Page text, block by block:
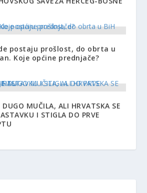
postaju prošlost, do obrta u
Koje općine prednjače?
DUGO MUČILA, ALI HRVATSKA SE
I STIGLA DO PRVE